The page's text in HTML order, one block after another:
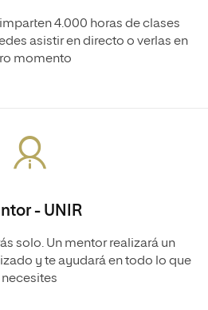
4.000 horas de clases
asistir en directo o verlas en
momento
- UNIR
solo. Un mentor realizará un
y te ayudará en todo lo que
necesites